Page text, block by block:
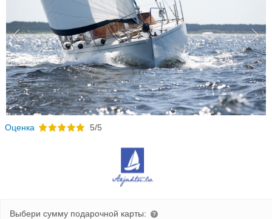
Previous
Oценка 5/5
Выбери сумму подарочной карты: